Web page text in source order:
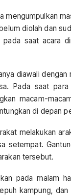
mengumpulkan
diolah dan
saat acara
diawali
Pada saat para
macam-
di depan
melakukan
setempat.
tersebut.
pada malam
kampung,